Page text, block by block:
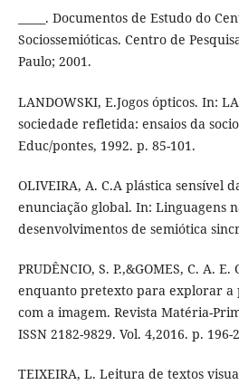
_____. Documentos de Estudo do
Sociossemióticas. Centro de
Paulo; 2001.
LANDOWSKI, E.Jogos ópticos. In:
sociedade refletida: ensaios da
Educ/pontes, 1992. p. 85-101.
OLIVEIRA, A. C.A plástica sensível
enunciação global. In: Linguagens
desenvolvimentos de semiótica
PRUDÊNCIO, S. P.,&GOMES, C. A.
enquanto pretexto para explorar a
com a imagem. Revista Matéria-
ISSN 2182-9829. Vol. 4,2016. p. 196-
TEIXEIRA, L. Leitura de textos